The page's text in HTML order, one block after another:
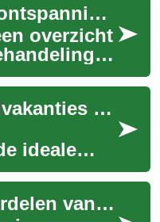
Gids voor diepe ontspanning: behandelingen en technieken
overzicht
diepe
massage en
Zorgeloze Strandvakanties voor Senioren: Zon, Zee en Ontspanning
ideale
die
Gezondheidsvoordelen van regelmatig baden